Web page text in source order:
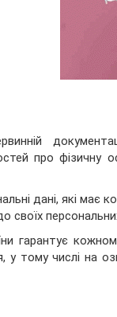
про фізичну
дані, які має
своїх
гарантує
у тому числі на